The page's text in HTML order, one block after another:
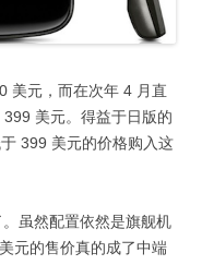
美元，而在次年 4 月直
美元。得益于日版的
399 美元的价格购入这
虽然配置依然是旗舰机
元的售价真的成了中端